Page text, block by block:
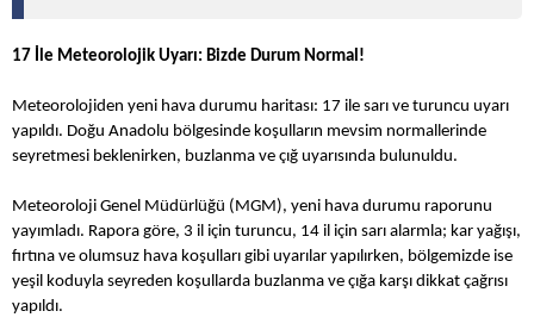
17 İle Meteorolojik Uyarı: Bizde Durum Normal!
Meteorolojiden yeni hava durumu haritası: 17 ile sarı ve turuncu uyarı
yapıldı. Doğu Anadolu bölgesinde koşulların mevsim normallerinde
seyretmesi beklenirken, buzlanma ve çığ uyarısında bulunuldu.
Meteoroloji Genel Müdürlüğü (MGM), yeni hava durumu raporunu
yayımladı. Rapora göre, 3 il için turuncu, 14 il için sarı alarmla; kar yağışı,
fırtına ve olumsuz hava koşulları gibi uyarılar yapılırken, bölgemizde ise
yeşil koduyla seyreden koşullarda buzlanma ve çığa karşı dikkat çağrısı
yapıldı.